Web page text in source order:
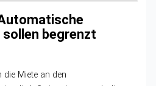
begrenzt
die Miete an den